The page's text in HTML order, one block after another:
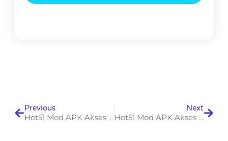
Previous
Hot51 Mod APK Akses Full Fitur Tanpa Batas Plus Risiko & Tips Aman
Next
Hot51 Mod APK Akses Fitur Premium Tanpa Batas (Review & Tips Aman)